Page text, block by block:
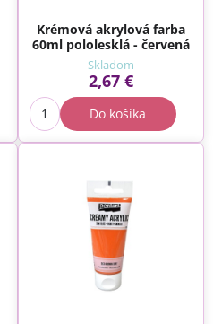
Krémová akrylová farba
60ml pololesklá - červená
Skladom
2,67 €
Do košíka